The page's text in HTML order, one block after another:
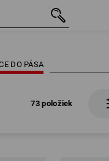
DO PÁSA
73 položiek
73 položiek